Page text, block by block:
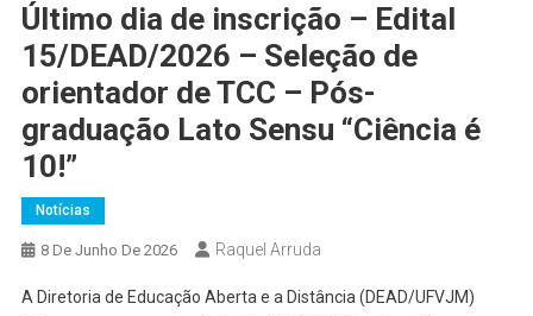
Último dia de inscrição – Edital
15/DEAD/2026 – Seleção de
orientador de TCC – Pós-
graduação Lato Sensu “Ciência é
10!”
Notícias
8 De Junho De 2026 Raquel Arruda
A Diretoria de Educação Aberta e a Distância (DEAD/UFVJM)